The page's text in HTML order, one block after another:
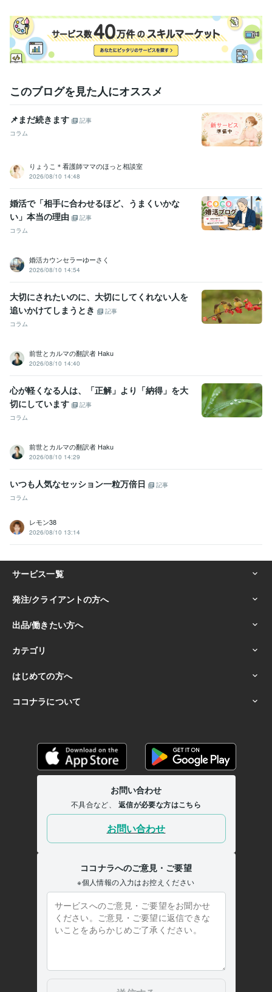
このブログを見た人にオススメ
📌まだ続きます
記事
コラム
りょうこ＊看護師ママのほっと相談室
2026/08/10 14:48
婚活で「相手に合わせるほど、うまくいかな
い」本当の理由
記事
コラム
婚活カウンセラーゆーさく
2026/08/10 14:54
大切にされたいのに、大切にしてくれない人を
追いかけてしまうとき
記事
コラム
前世とカルマの翻訳者 Haku
2026/08/10 14:40
心が軽くなる人は、「正解」より「納得」を大
切にしています
記事
コラム
前世とカルマの翻訳者 Haku
2026/08/10 14:29
いつも人気なセッション一粒万倍日
記事
コラム
レモン38
2026/08/10 13:14